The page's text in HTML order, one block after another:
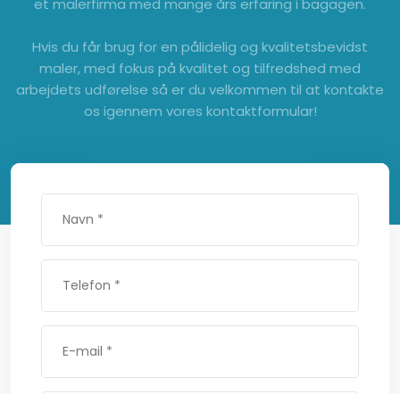
Hvis du får brug for en pålidelig og kvalitetsbevidst
maler, med fokus på kvalitet og tilfredshed med
arbejdets udførelse så er du velkommen til at kontakte
os igennem vores kontaktformular!​